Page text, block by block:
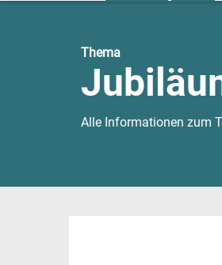
Thema
Alle Informationen zum